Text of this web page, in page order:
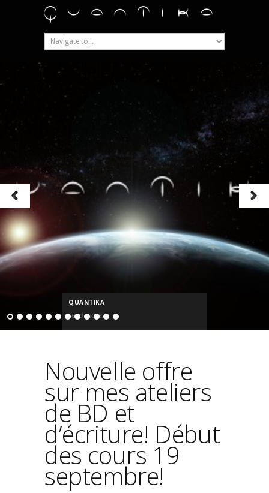
QUANTIKA
read more...
Nouvelle offre
sur mes ateliers
de BD et
d’écriture! Début
des cours 19
septembre!